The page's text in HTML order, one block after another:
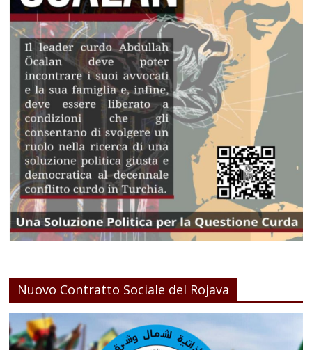
Nuovo Contratto Sociale del Rojava